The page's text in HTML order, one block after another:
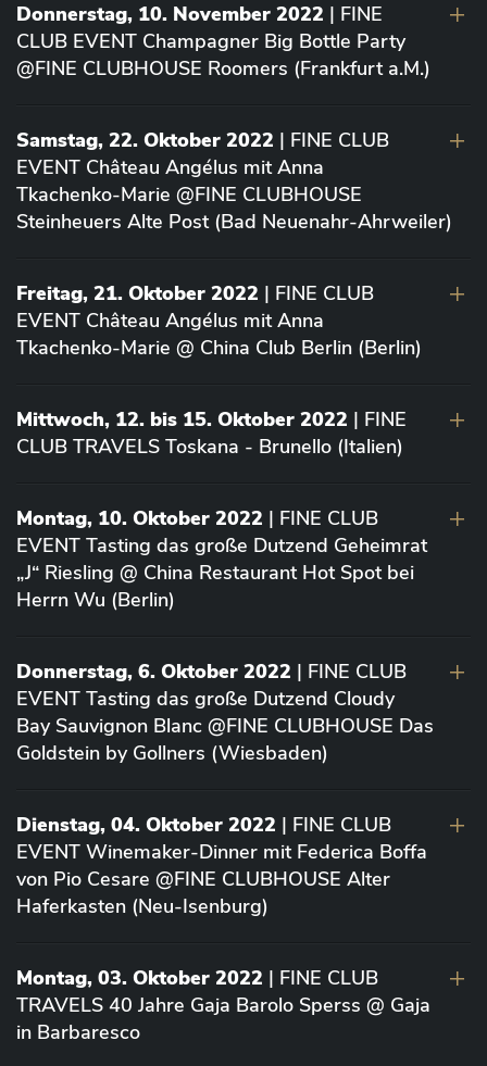
Donnerstag, 10. November 2022 | FINE
CLUB EVENT Champagner Big Bottle Party
@FINE CLUBHOUSE Roomers (Frankfurt a.M.)
Samstag, 22. Oktober 2022 | FINE CLUB
EVENT Château Angélus mit Anna
Tkachenko-Marie @FINE CLUBHOUSE
Steinheuers Alte Post (Bad Neuenahr-Ahrweiler)
Freitag, 21. Oktober 2022 | FINE CLUB
EVENT Château Angélus mit Anna
Tkachenko-Marie @ China Club Berlin (Berlin)
Mittwoch, 12. bis 15. Oktober 2022 | FINE
CLUB TRAVELS Toskana - Brunello (Italien)
Montag, 10. Oktober 2022 | FINE CLUB
EVENT Tasting das große Dutzend Geheimrat
„J“ Riesling @ China Restaurant Hot Spot bei
Herrn Wu (Berlin)
Donnerstag, 6. Oktober 2022 | FINE CLUB
EVENT Tasting das große Dutzend Cloudy
Bay Sauvignon Blanc @FINE CLUBHOUSE Das
Goldstein by Gollners (Wiesbaden)
Dienstag, 04. Oktober 2022 | FINE CLUB
EVENT Winemaker-Dinner mit Federica Boffa
von Pio Cesare @FINE CLUBHOUSE Alter
Haferkasten (Neu-Isenburg)
Montag, 03. Oktober 2022 | FINE CLUB
TRAVELS 40 Jahre Gaja Barolo Sperss @ Gaja
in Barbaresco